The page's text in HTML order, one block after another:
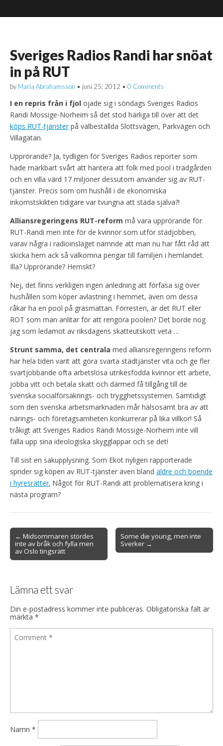
Sveriges Radios Randi har snöat
in på RUT
by Maria Abrahamsson • juni 25, 2012 • 0 Comments
I en repris från i fjol ojade sig i söndags Sveriges Radios
Randi Mossige-Norheim så det stod härliga till över att det
köps RUT-tjänsterpå välbeställda Slottsvägen, Parkvägen och
Villagatan.
Upprörande? Ja, tydligen för Sveriges Radios reporter som
hade märkbart svårt att hantera att folk med pool i trädgården
och en villa värd 17 miljoner dessutom använder sig av RUT-
tjänster. Precis som om hushåll i de ekonomiska
inkomstskikten tidigare var tvungna att städa själva?!
Alliansregeringens RUT-reform må vara upprörande för
RUT-Randi men inte för de kvinnor som utför städjobben,
varav några i radioinslaget nämnde att man nu har fått råd att
skicka hem ack så välkomna pengar till familjen i hemlandet.
Illa? Upprörande? Hemskt?
Nej, det finns verkligen ingen anledning att förfasa sig över
hushållen som köper avlastning i hemmet, även om dessa
råkar ha en pool på gräsmattan. Förresten, är det RUT eller
ROT som man anlitar för att rengöra poolen? Det borde nog
jag som ledamot av riksdagens skatteutskott veta …
Strunt samma, det centrala med alliansregeringens reform
har hela tiden varit att göra svarta städtjänster vita och ge fler
svartjobbande ofta arbetslösa utrikesfödda kvinnor ett arbete,
jobba vitt och betala skatt och därmed få tillgång till de
svenska socialförsäkrings- och trygghetssystemen. Samtidigt
som den svenska arbetsmarknaden mår hälsosamt bra av att
närings- och företagsamheten konkurrerar på lika villkor! Så
tråkigt att Sveriges Radios Randi Mossige-Norheim inte vill
fälla upp sina ideologiska skygglappar och se det!
Till sist en sakupplysning. Som Ekot nyligen rapporterade
sprider sig köpen av RUT-tjänster även bland äldre och boende
i hyresrätter. Något för RUT-Randi att problematisera kring i
nästa program?
Post
navigation
← Midsommaren stördes
inte av bråk och fylla men
av Oslo tingsrätt
Some die young, men inte
Sverker →
Lämna ett svar
Din e-postadress kommer inte publiceras. Obligatoriska fält är
märkta *
Namn *